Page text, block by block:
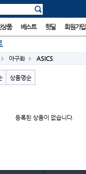
상품 베스트 핫딜 회원가입
야구화 ASICS
상품명순
등록된 상품이 없습니다.